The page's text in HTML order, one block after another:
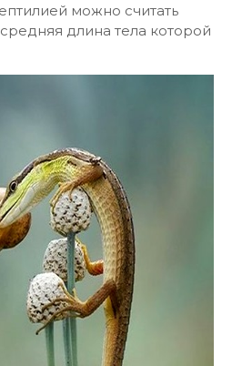
можно считать
длина тела которой